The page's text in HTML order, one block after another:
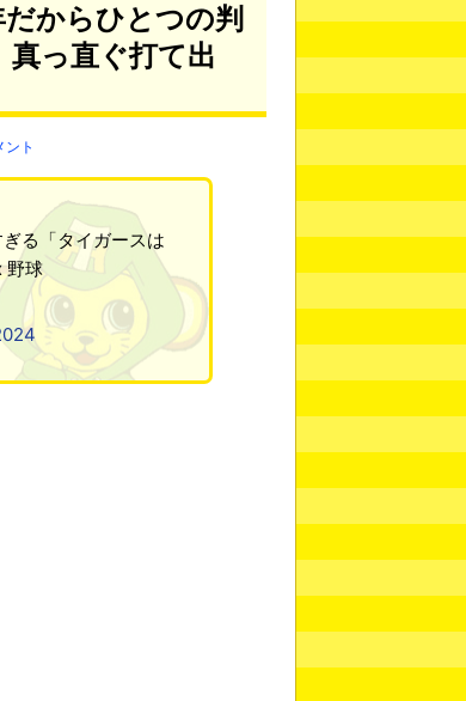
からひとつの判
っ直ぐ打て出
ント
る「タイガースは
野球